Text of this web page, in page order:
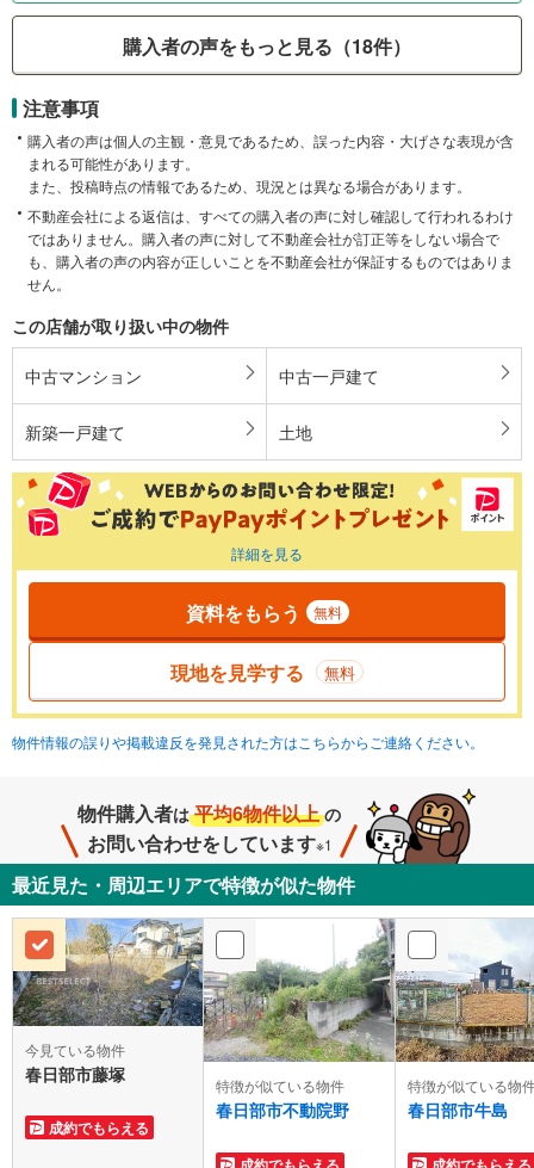
購入者の声をもっと見る（18件）
注意事項
購入者の声は個人の主観・意見であるため、誤った内容・大げさな表現が含
まれる可能性があります。
また、投稿時点の情報であるため、現況とは異なる場合があります。
不動産会社による返信は、すべての購入者の声に対し確認して行われるわけ
ではありません。購入者の声に対して不動産会社が訂正等をしない場合で
も、購入者の声の内容が正しいことを不動産会社が保証するものではありま
せん。
この店舗が取り扱い中の物件
中古マンション 中古一戸建て
新築一戸建て 土地
詳細を見る
資料をもらう 無料
現地を見学する 無料
物件情報の誤りや掲載違反を発見された方はこちらからご連絡ください。
物件購入者は 平均6物件以上 の
お問い合わせをしています※1
最近見た・周辺エリアで特徴が似た物件
今見ている物件
春日部市藤塚
成約でもらえる
特徴が似ている物件
春日部市不動院野
特徴が似ている物
春日部市牛島